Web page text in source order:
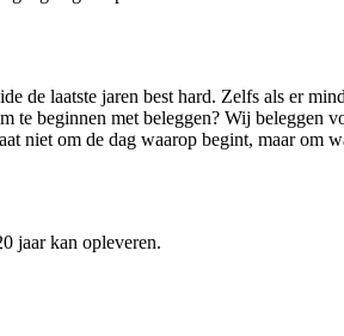
de laatste jaren best hard. Zelfs als er
beginnen met beleggen? Wij beleggen
niet om de dag waarop begint, maar om
jaar kan opleveren.